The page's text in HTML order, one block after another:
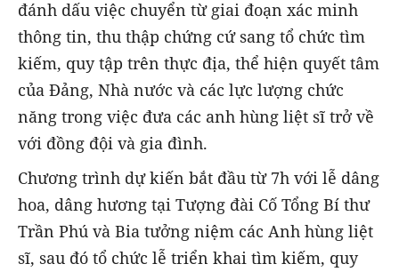
đánh dấu việc chuyển từ giai đoạn xác minh
thông tin, thu thập chứng cứ sang tổ chức tìm
kiếm, quy tập trên thực địa, thể hiện quyết tâm
của Đảng, Nhà nước và các lực lượng chức
năng trong việc đưa các anh hùng liệt sĩ trở về
với đồng đội và gia đình.
Chương trình dự kiến bắt đầu từ 7h với lễ dâng
hoa, dâng hương tại Tượng đài Cố Tổng Bí thư
Trần Phú và Bia tưởng niệm các Anh hùng liệt
sĩ, sau đó tổ chức lễ triển khai tìm kiếm, quy